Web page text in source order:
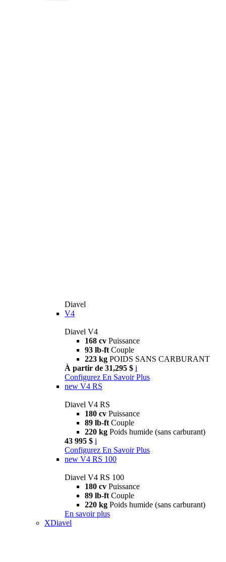
Diavel
V4
Diavel V4
168 cv Puissance
93 lb-ft Couple
223 kg POIDS SANS CARBURANT
À partir de 31,295 $ i
Configurez En Savoir Plus
new V4 RS
Diavel V4 RS
180 cv Puissance
89 lb-ft Couple
220 kg Poids humide (sans carburant)
43 995 $ i
Configurez En Savoir Plus
new V4 RS 100
Diavel V4 RS 100
180 cv Puissance
89 lb-ft Couple
220 kg Poids humide (sans carburant)
En savoir plus
XDiavel